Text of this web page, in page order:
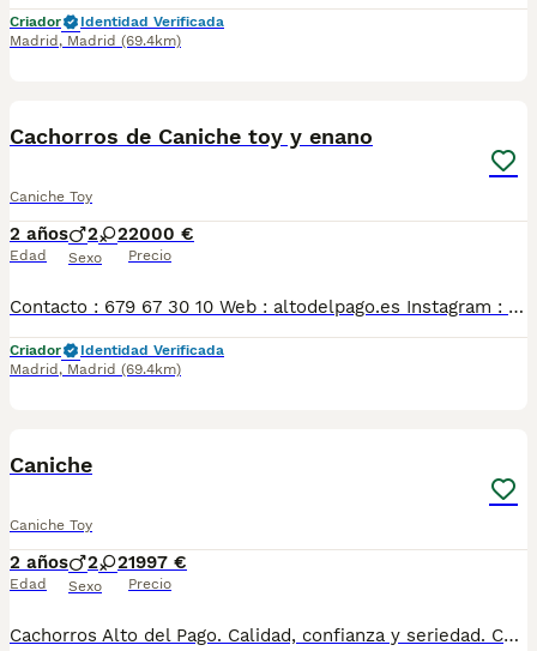
Criador
Identidad Verificada
Madrid , Madrid (69.4km)
Cachorros de Caniche toy y enano
Caniche Toy
2 años
Edad
2 2
Sexo
2000 €
Precio
Contacto : 679 67 30 10 Web : altodelpago.es Instagram : @altodelpago Criados en ambiente familiar, en plena naturaleza. Se entregan con toda su documentación y cartilla. Posibilidad de visitarnos cualquier dia del año. Pedimos seriedad y responsabilidad.
Criador
Identidad Verificada
Madrid , Madrid (69.4km)
Caniche
Caniche Toy
2 años
Edad
2 2
Sexo
1997 €
Precio
Cachorros Alto del Pago. Calidad, confianza y seriedad. Contacto : 679 67 30 10 Web : altodelpago.es Instagram : @altodelpago